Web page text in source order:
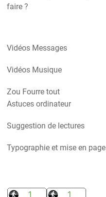
faire ?
Vidéos Messages
Vidéos Musique
Zou Fourre tout
Astuces ordinateur
Suggestion de lectures
Typographie et mise en page